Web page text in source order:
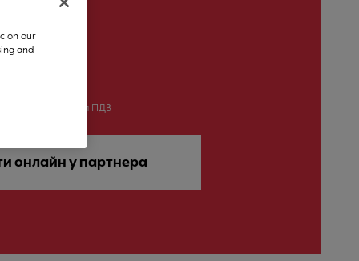
ціна включаючи ПДВ
онлайн у партнера
on our
and